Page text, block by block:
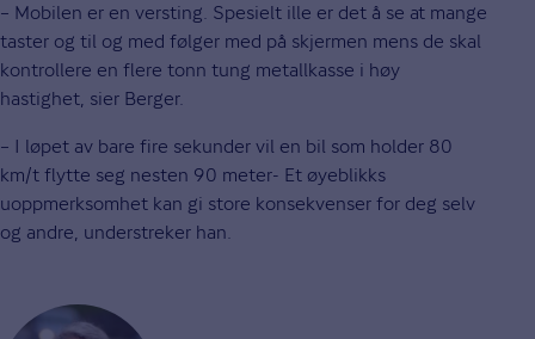
– Mobilen er en versting. Spesielt ille er det å se at mange
taster og til og med følger med på skjermen mens de skal
kontrollere en flere tonn tung metallkasse i høy
hastighet, sier Berger.
– I løpet av bare fire sekunder vil en bil som holder 80
km/t flytte seg nesten 90 meter- Et øyeblikks
uoppmerksomhet kan gi store konsekvenser for deg selv
og andre, understreker han.